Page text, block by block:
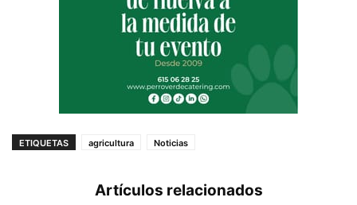
ETIQUETAS agricultura Noticias
Artículos relacionados